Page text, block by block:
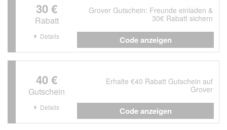
30 €
Rabatt
Grover Gutschein: Freunde einladen &
30€ Rabatt sichern
Details Code anzeigen
40 €
Gutschein
Erhalte €40 Rabatt Gutschein auf
Grover
Details Code anzeigen